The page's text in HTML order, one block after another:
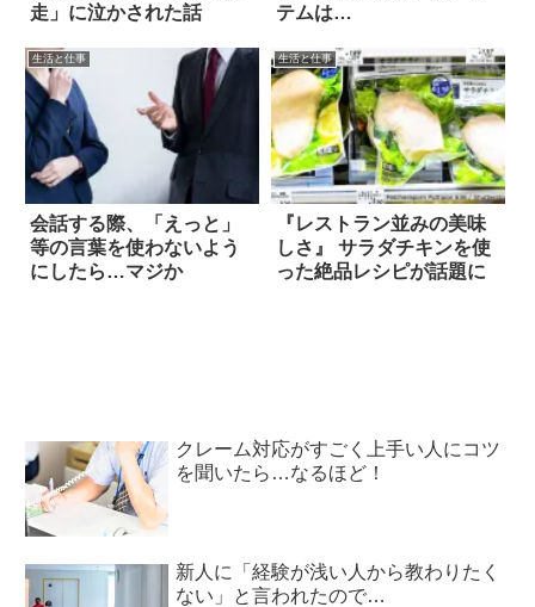
走」に泣かされた話
テムは…
生活と仕事
会話する際、「えっと」
等の言葉を使わないよう
にしたら…マジか
生活と仕事
『レストラン並みの美味
しさ』 サラダチキンを使
った絶品レシピが話題に
クレーム対応がすごく上手い人にコツ
を聞いたら…なるほど！
新人に「経験が浅い人から教わりたく
ない」と言われたので…